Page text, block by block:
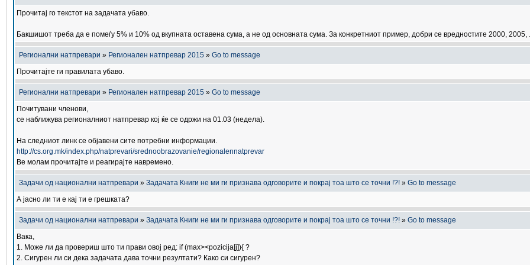
Прочитај го текстот на задачата убаво.
Бакшишот треба да е помеѓу 5% и 10% од вкупната оставена сума, а не од основната сума. За конкретниот пример, добри се вредностите 2000, 2005,
Регионални натпревари » Регионален натпревар 2015 » Go to message
Прочитајте ги правилата убаво.
Регионални натпревари » Регионален натпревар 2015 » Go to message
Почитувани членови,
се наближува регионалниот натпревар кој ќе се одржи на 01.03 (недела).
На следниот линк се објавени сите потребни информации.
http://cs.org.mk/index.php/natprevari/srednoobrazovanie/regionalennatprevar
Ве молам прочитајте и реагирајте навремено.
Задачи од национални натпревари » Задачата Книги не ми ги признава одговорите и покрај тоа што се точни !?! » Go to message
А јасно ли ти е кај ти е грешката?
Задачи од национални натпревари » Задачата Книги не ми ги признава одговорите и покрај тоа што се точни !?! » Go to message
Вака,
1. Може ли да провериш што ти прави овој ред: if (max><pozicija[j]){ ?
2. Сигурен ли си дека задачата дава точни резултати? Како си сигурен?